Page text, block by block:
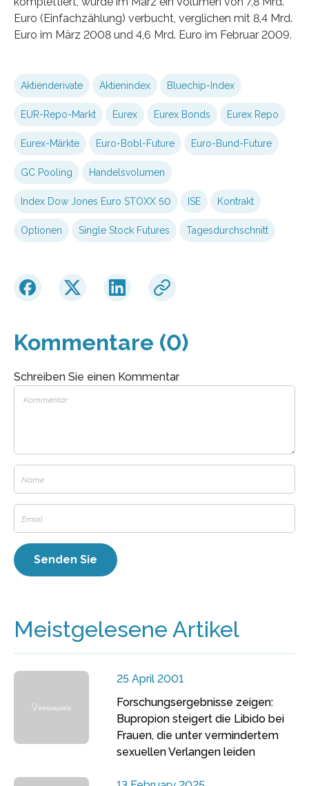
Euro (Einfachzählung) verbucht, verglichen mit 8,4 Mrd.
Euro im März 2008 und 4,6 Mrd. Euro im Februar 2009.
Aktienderivate Aktienindex Bluechip-Index
EUR-Repo-Markt Eurex Eurex Bonds Eurex Repo
Eurex-Märkte Euro-Bobl-Future Euro-Bund-Future
GC Pooling Handelsvolumen
Index Dow Jones Euro STOXX 50 ISE Kontrakt
Optionen Single Stock Futures Tagesdurchschnitt
Kommentare (0)
Schreiben Sie einen Kommentar
Meistgelesene Artikel
25 April 2001
Forschungsergebnisse zeigen:
Bupropion steigert die Libido bei
Frauen, die unter vermindertem
sexuellen Verlangen leiden